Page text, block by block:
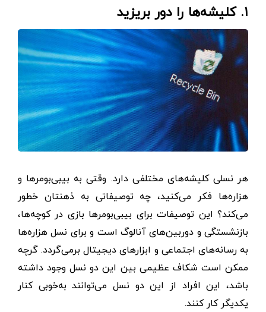
۱. کلیشه‌ها را دور بریزید
هر نسلی کلیشه‌های مختلفی دارد. وقتی به بیبی‌بومرها و
هزاره‌ها فکر می‌کنید، چه توصیفاتی به ذهنتان خطور
می‌کند؟ این توصیفات برای بیبی‌بومرها بازی در کوچه‌ها،
بازنشستگی و دوربین‌های آنالوگ است و برای نسل هزاره‌ها
به رسانه‌های اجتماعی و ابزارهای دیجیتال برمی‌گردد. گرچه
ممکن است شکاف عظیمی بین این دو نسل وجود داشته
باشد، این افراد از این دو نسل می‌توانند به‌خوبی کنار
یکدیگر کار کنند.